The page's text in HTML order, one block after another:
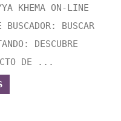
KHEMA ON-LINE
BUSCAR
DESCUBRE
DE ...